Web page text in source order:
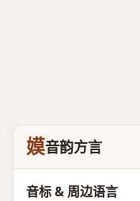
嫫音韵方言
音标 & 周边语言